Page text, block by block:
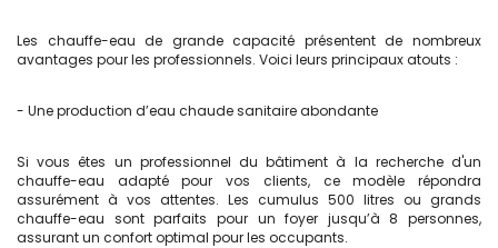
Les chauffe-eau de grande capacité présentent de nombreux
avantages pour les professionnels. Voici leurs principaux atouts :
- Une production d’eau chaude sanitaire abondante
Si vous êtes un professionnel du bâtiment à la recherche d'un
chauffe-eau adapté pour vos clients, ce modèle répondra
assurément à vos attentes. Les cumulus 500 litres ou grands
chauffe-eau sont parfaits pour un foyer jusqu’à 8 personnes,
assurant un confort optimal pour les occupants.